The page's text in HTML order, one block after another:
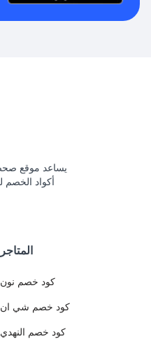
يساعد موقع
أكواد الخصم
المتاجر
كود خصم نون
كود خصم شي ان
كود خصم النهدي